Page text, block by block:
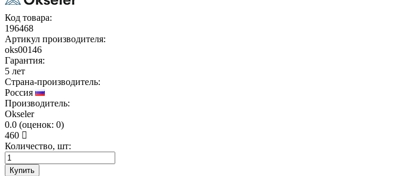
Код товара:
196468
Артикул производителя:
oks00146
Гарантия:
5 лет
Страна-производитель:
Россия
Производитель:
Okseler
0.0 (оценок: 0)
460
Количество, шт:
Купить